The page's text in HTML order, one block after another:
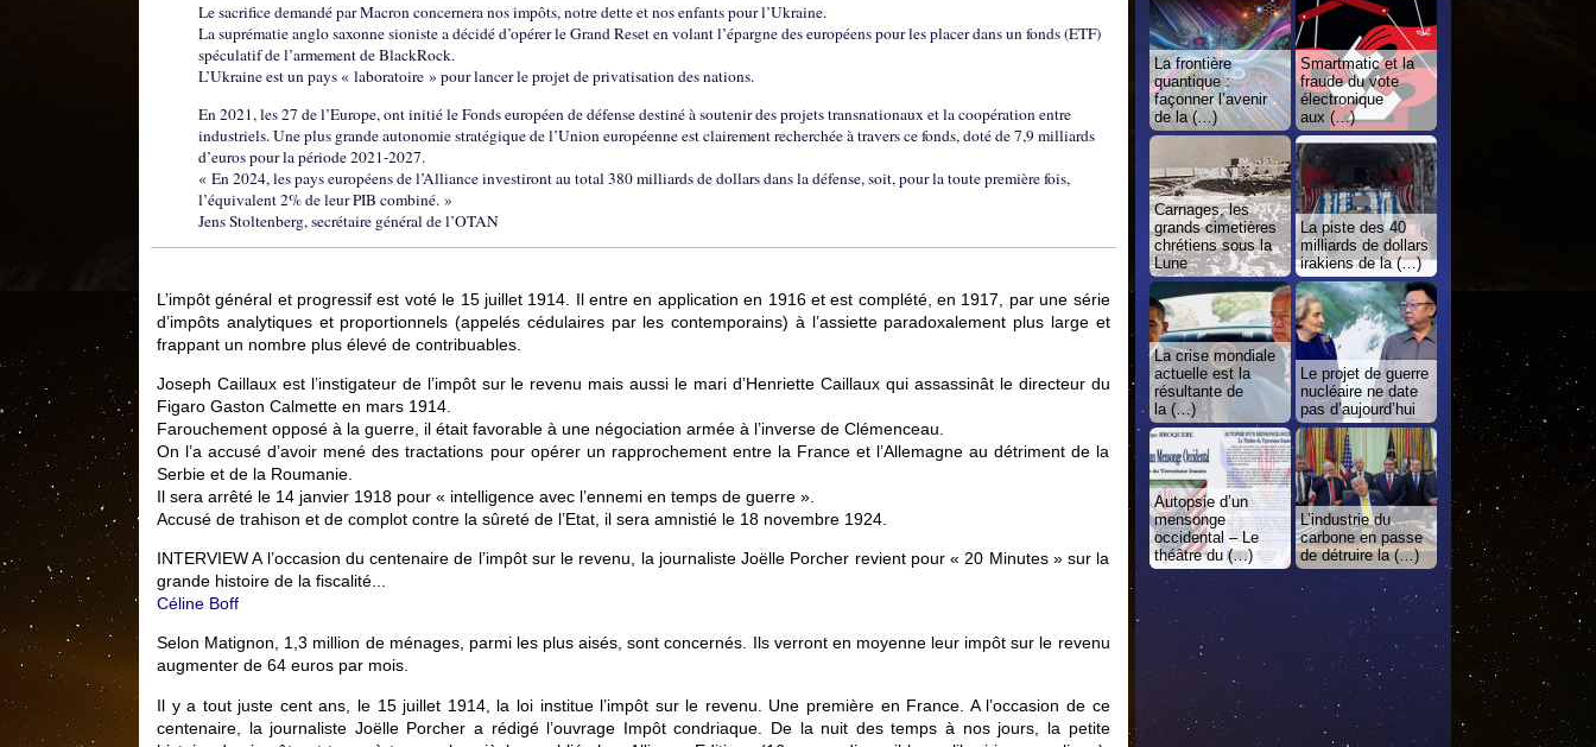
Le sacrifice demandé par Macron concernera nos impôts, notre dette et nos enfants pour l’Ukraine.
La suprématie anglo saxonne sioniste a décidé d’opérer le Grand Reset en volant l’épargne des européens pour les placer dans un fonds (ETF)
spéculatif de l’armement de BlackRock.
L’Ukraine est un pays « laboratoire » pour lancer le projet de privatisation des nations.
En 2021, les 27 de l’Europe, ont initié le Fonds européen de défense destiné à soutenir des projets transnationaux et la coopération entre
industriels. Une plus grande autonomie stratégique de l’Union européenne est clairement recherchée à travers ce fonds, doté de 7,9 milliards
d’euros pour la période 2021-2027.
« En 2024, les pays européens de l’Alliance investiront au total 380 milliards de dollars dans la défense, soit, pour la toute première fois,
l’équivalent 2% de leur PIB combiné. »
Jens Stoltenberg, secrétaire général de l’OTAN
L’impôt général et progressif est voté le 15 juillet 1914. Il entre en application en 1916 et est complété, en 1917, par une série
d’impôts analytiques et proportionnels (appelés cédulaires par les contemporains) à l’assiette paradoxalement plus large et
frappant un nombre plus élevé de contribuables.
Joseph Caillaux est l’instigateur de l’impôt sur le revenu mais aussi le mari d’Henriette Caillaux qui assassinât le directeur du
Figaro Gaston Calmette en mars 1914.
Farouchement opposé à la guerre, il était favorable à une négociation armée à l’inverse de Clémenceau.
On l’a accusé d’avoir mené des tractations pour opérer un rapprochement entre la France et l’Allemagne au détriment de la
Serbie et de la Roumanie.
Il sera arrêté le 14 janvier 1918 pour « intelligence avec l’ennemi en temps de guerre ».
Accusé de trahison et de complot contre la sûreté de l’Etat, il sera amnistié le 18 novembre 1924.
INTERVIEW A l’occasion du centenaire de l’impôt sur le revenu, la journaliste Joëlle Porcher revient pour « 20 Minutes » sur la
grande histoire de la fiscalité...
Céline Boff
Selon Matignon, 1,3 million de ménages, parmi les plus aisés, sont concernés. Ils verront en moyenne leur impôt sur le revenu
augmenter de 64 euros par mois.
Il y a tout juste cent ans, le 15 juillet 1914, la loi institue l’impôt sur le revenu. Une première en France. A l’occasion de ce
centenaire, la journaliste Joëlle Porcher a rédigé l’ouvrage Impôt condriaque. De la nuit des temps à nos jours, la petite
La frontière
quantique :
façonner l’avenir
de la (…)
Smartmatic et la
fraude du vote
électronique
aux (…)
Carnages, les
grands cimetières
chrétiens sous la
Lune
La piste des 40
milliards de dollars
irakiens de la (…)
La crise mondiale
actuelle est la
résultante de
la (…)
Le projet de guerre
nucléaire ne date
pas d’aujourd’hui
Autopsie d’un
mensonge
occidental – Le
théâtre du (…)
L’industrie du
carbone en passe
de détruire la (…)